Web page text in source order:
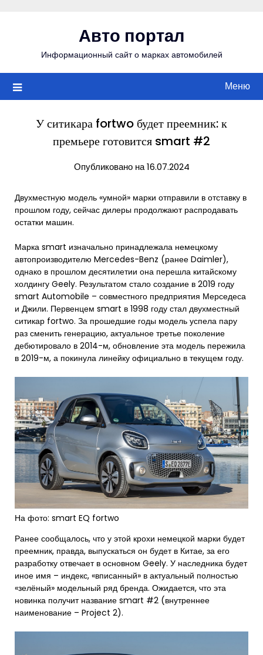
Авто портал
Информационный сайт о марках автомобилей
Меню
У ситикара fortwo будет преемник: к
премьере готовится smart #2
Опубликовано на 16.07.2024
Двухместную модель «умной» марки отправили в отставку в
прошлом году, сейчас дилеры продолжают распродавать
остатки машин.
Марка smart изначально принадлежала немецкому
автопроизводителю Mercedes-Benz (ранее Daimler),
однако в прошлом десятилетии она перешла китайскому
холдингу Geely. Результатом стало создание в 2019 году
smart Automobile – совместного предприятия Мерседеса
и Джили. Первенцем smart в 1998 году стал двухместный
ситикар fortwo. За прошедшие годы модель успела пару
раз сменить генерацию, актуальное третье поколение
дебютировало в 2014-м, обновление эта модель пережила
в 2019-м, а покинула линейку официально в текущем году.
На фото: smart EQ fortwo
Ранее сообщалось, что у этой крохи немецкой марки будет
преемник, правда, выпускаться он будет в Китае, за его
разработку отвечает в основном Geely. У наследника будет
иное имя – индекс, «вписанный» в актуальный полностью
«зелёный» модельный ряд бренда. Ожидается, что эта
новинка получит название smart #2 (внутреннее
наименование – Project 2).